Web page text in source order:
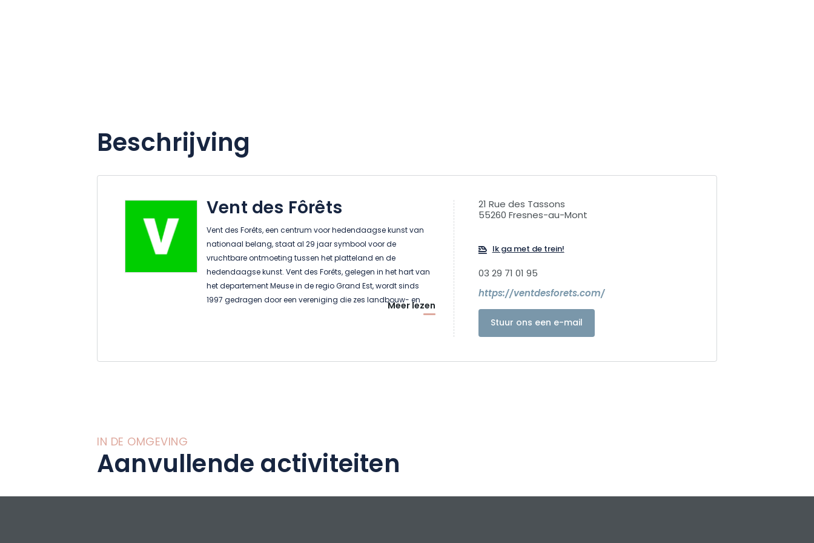
Beschrijving
Vent des Fôrêts
Vent des Forêts, een centrum voor hedendaagse kunst van
nationaal belang, staat al 29 jaar symbool voor de
vruchtbare ontmoeting tussen het platteland en de
hedendaagse kunst. Vent des Forêts, gelegen in het hart van
het departement Meuse in de regio Grand Est, wordt sinds
1997 gedragen door een vereniging die zes landbouw- en
bosdorpen verenigt: Fresnes-au-Mont, Lahaymeix, Nicey-sur-
Meer lezen
21 Rue des Tassons
55260 Fresnes-au-Mont
Ik ga met de trein!
03 29 71 01 95
https://ventdesforets.com/
Stuur ons een e-mail
IN DE OMGEVING
Aanvullende activiteiten